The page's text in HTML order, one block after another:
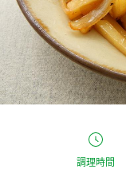
みりん風・
つゆ
スープ
ブランド・スペシ
商品ブランドサイト
Fibee（ファイビ
くらしプラ酢
お酢ドリンク
企業情報
国内事業概要
企業理
ミツカンを知る
調理時間